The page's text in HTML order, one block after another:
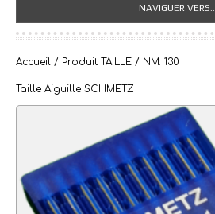
NAVIGUER VERS...
Accueil / Produit TAILLE / NM: 130
Taille Aiguille SCHMETZ